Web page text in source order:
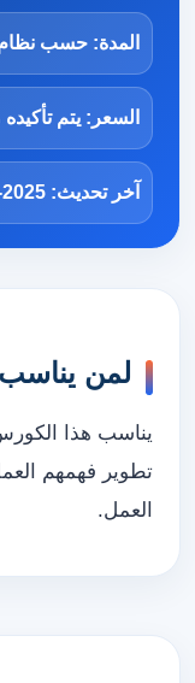
المدة: حسب نظام
السعر: يتم
آخر تحديث: 2025-11-02
لمن
يناسب هذا الكورس
تطوير فهمهم
العمل.